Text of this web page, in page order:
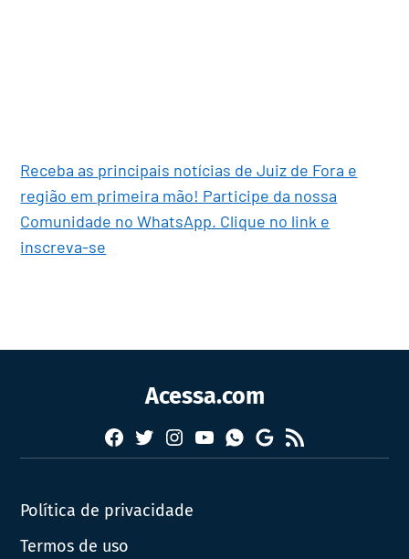
Receba as principais notícias de Juiz de Fora e
região em primeira mão! Participe da nossa
Comunidade no WhatsApp. Clique no link e
inscreva-se
Acessa.com
Facebook
TwitterInstagram
YouTubeWhatsapp
Google
News
RSS
Política de privacidade
Termos de uso